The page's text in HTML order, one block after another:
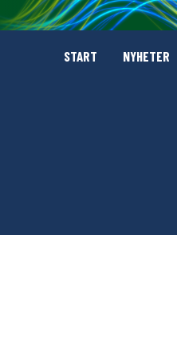
START NYHETER